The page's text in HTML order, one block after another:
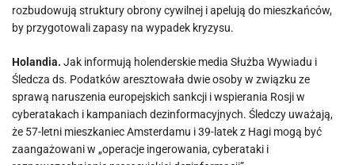
rozbudowują struktury obrony cywilnej i apelują do mieszkańców,
by przygotowali zapasy na wypadek kryzysu.
Holandia. Jak informują holenderskie media Służba Wywiadu i
Śledcza ds. Podatków aresztowała dwie osoby w związku ze
sprawą naruszenia europejskich sankcji i wspierania Rosji w
cyberatakach i kampaniach dezinformacyjnych. Śledczy uważają,
że 57-letni mieszkaniec Amsterdamu i 39-latek z Hagi mogą być
zaangażowani w „operacje ingerowania, cyberataki i